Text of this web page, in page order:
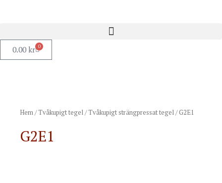
0.00 kr 0
Hem/Tvåkupigt tegel/Tvåkupigt strängpressat tegel/ G2E1
G2E1